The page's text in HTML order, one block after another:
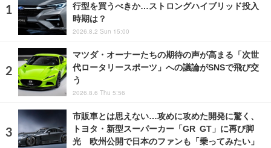
行型を買うべきか…ストロングハイブリッド投入
時期は？
2026.8.2 Sun 15:00
マツダ・オーナーたちの期待の声が高まる「次世
代ロータリースポーツ」への議論がSNSで飛び交
う
2026.8.6 Thu 5:56
市販車とは思えない…攻めに攻めた開発に驚く、
トヨタ・新型スーパーカー「GR GT」に再び脚
光 欧州公開で日本のファンも「乗ってみたい」